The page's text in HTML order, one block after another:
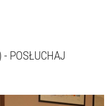
- POSŁUCHAJ